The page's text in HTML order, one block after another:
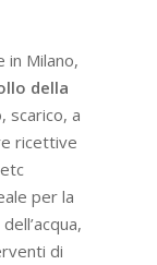
in Milano,
della
scarico, a
ricettive
per la
di